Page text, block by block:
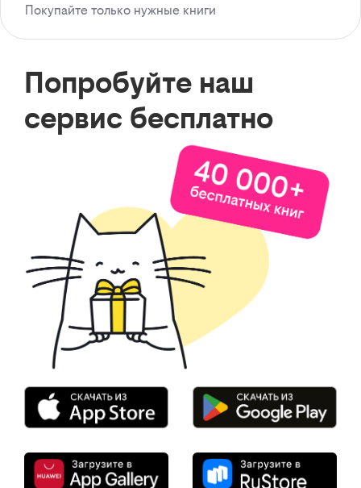
Покупайте только нужные книги
Попробуйте наш
сервис бесплатно